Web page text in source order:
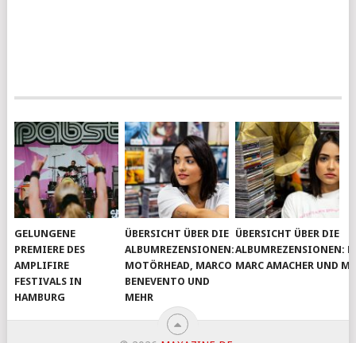
GELUNGENE
PREMIERE DES
AMPLIFIRE
FESTIVALS IN
HAMBURG
ÜBERSICHT ÜBER DIE
ALBUMREZENSIONEN:
MOTÖRHEAD, MARCO
BENEVENTO UND
MEHR
ÜBERSICHT ÜBER DIE
ALBUMREZENSIONEN:
MARC AMACHER UND